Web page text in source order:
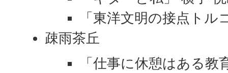
「東洋文明の接点トル
疎雨茶丘
「仕事に休憩はある